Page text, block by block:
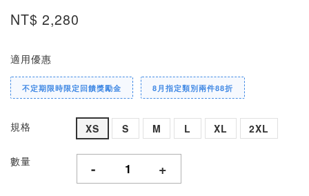
NT$ 2,280
適用優惠
不定期限時限定回饋獎勵金 8月指定類別兩件88折
規格 XS S M L XL 2XL
數量 - +